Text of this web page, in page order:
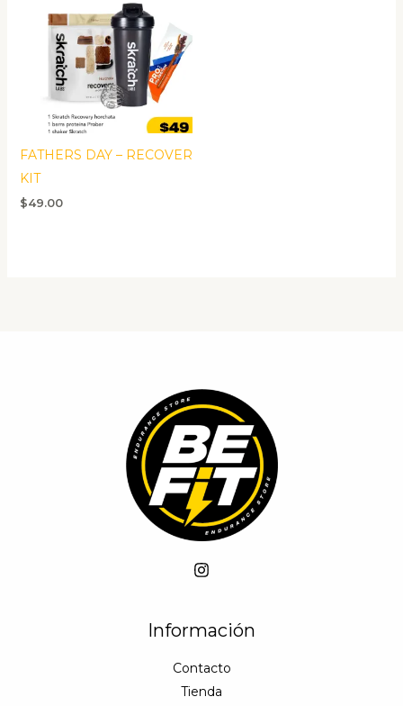
FATHERS DAY – RECOVER
KIT
$49.00
Información
Contacto
Tienda